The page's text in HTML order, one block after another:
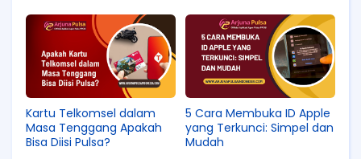
Kartu Telkomsel dalam
Masa Tenggang Apakah
Bisa Diisi Pulsa?
5 Cara Membuka ID Apple
yang Terkunci: Simpel dan
Mudah